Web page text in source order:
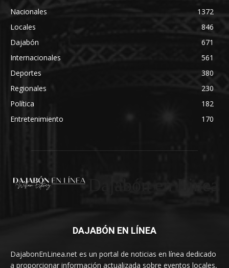
Nacionales
1372
Locales
846
Dajabón
671
Internacionales
561
Deportes
380
Regionales
230
Política
182
Entretenimiento
170
DAJABÓN EN LÍNEA
DajabonEnLinea.net es un portal de noticias en línea dedicado
a proporcionar información actualizada sobre eventos locales,